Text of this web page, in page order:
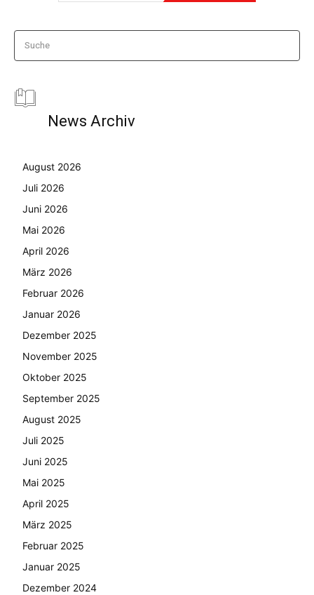
Suche
News Archiv
August 2026
Juli 2026
Juni 2026
Mai 2026
April 2026
März 2026
Februar 2026
Januar 2026
Dezember 2025
November 2025
Oktober 2025
September 2025
August 2025
Juli 2025
Juni 2025
Mai 2025
April 2025
März 2025
Februar 2025
Januar 2025
Dezember 2024